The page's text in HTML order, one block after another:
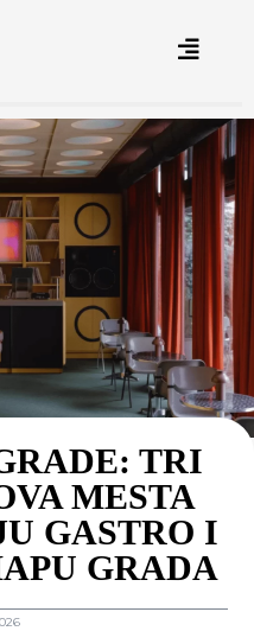
TRI
MESTA
GASTRO I
GRADA